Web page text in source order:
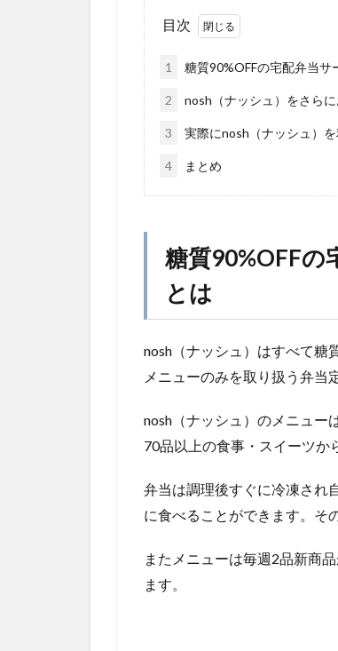
目次
1 糖質90%OFFの宅配弁当
2 nosh（ナッシュ）をさら
3 実際にnosh（ナッシュ）
4 まとめ
糖質90%OFFの
とは
nosh（ナッシュ）はすべて糖
メニューのみを取り扱う弁当
nosh（ナッシュ）のメニュー
70品以上の食事・スイーツか
弁当は調理後すぐに冷凍され
に食べることができます。そ
またメニューは毎週2品新商
ます。